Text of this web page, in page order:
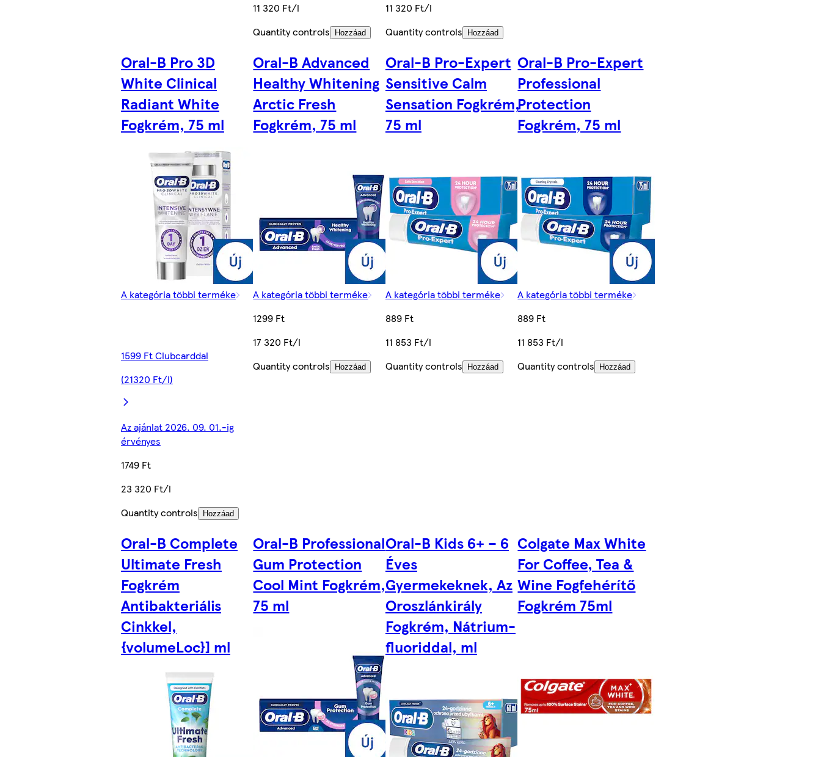
11 320 Ft/l
Quantity controls
Hozzáad
11 320 Ft/l
Quantity controls
Hozzáad
Oral-B Pro 3D
White Clinical
Radiant White
Fogkrém, 75 ml
A kategória többi terméke
1599 Ft Clubcarddal
(21320 Ft/l)
Az ajánlat 2026. 09. 01.-ig
érvényes
1749 Ft
23 320 Ft/l
Quantity controls
Hozzáad
Oral-B Advanced
Healthy Whitening
Arctic Fresh
Fogkrém, 75 ml
A kategória többi terméke
1299 Ft
17 320 Ft/l
Quantity controls
Hozzáad
Oral-B Pro-Expert
Sensitive Calm
Sensation Fogkrém,
75 ml
A kategória többi terméke
889 Ft
11 853 Ft/l
Quantity controls
Hozzáad
Oral-B Pro-Expert
Professional
Protection
Fogkrém, 75 ml
A kategória többi terméke
889 Ft
11 853 Ft/l
Quantity controls
Hozzáad
Oral-B Complete
Ultimate Fresh
Fogkrém
Antibakteriális
Cinkkel,
{volumeLoc}] ml
Oral-B Professional
Gum Protection
Cool Mint Fogkrém,
75 ml
Oral-B Kids 6+ – 6
Éves
Gyermekeknek, Az
Oroszlánkirály
Fogkrém, Nátrium-
fluoriddal, ml
Colgate Max White
For Coffee, Tea &
Wine Fogfehérítő
Fogkrém 75ml